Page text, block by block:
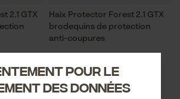
2.1 GTX
Haix Protector Forest 2.1 GTX
brodequins de protection
anti-coupures
CHF 453.33 *
pour le
des données